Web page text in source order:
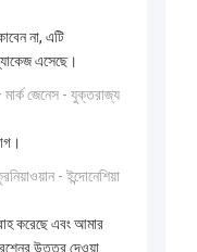
না, এটি
এসেছে।
জেনেস - যুক্তরাজ্য
- ইন্দোনেশিয়া
করেছে এবং আমার
উত্তর দেওয়া